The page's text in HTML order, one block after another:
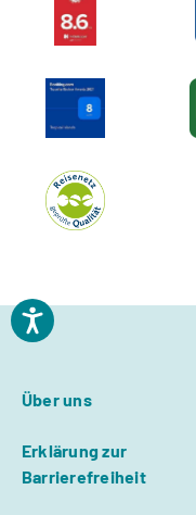
Über uns
Erklärung zur
Barrierefreiheit